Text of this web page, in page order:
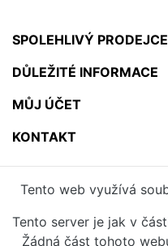
SPOLEHLIVÝ PRODEJCE
DŮLEŽITÉ INFORMACE
MŮJ ÚČET
KONTAKT
Tento web využívá
Tento server je jak v
Žádná část tohoto